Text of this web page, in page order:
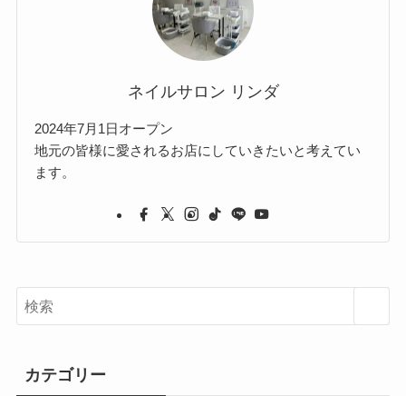
ネイルサロン リンダ
2024年7月1日オープン
地元の皆様に愛されるお店にしていきたいと考えてい
ます。
カテゴリー